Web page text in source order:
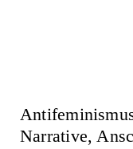
Narrative,